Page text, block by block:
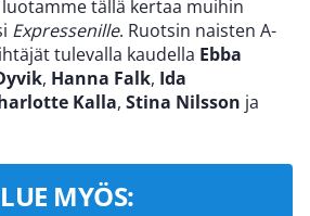
tällä kertaa muihin
Expressenille. Ruotsin naisten A-
tulevalla kaudella Ebba
, Hanna Falk, Ida
Kalla, Stina Nilsson ja
LUE MYÖS: